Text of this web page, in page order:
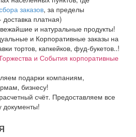
заказов, за пределы
доставка платная)
и натуральные продукты!
и Корпоративные заказы на
тортов, капкейков, фуд-букетов..!
и События корпоративные
подарки компаниям,
бизнесу!
счёт. Предоставляем все
документы!